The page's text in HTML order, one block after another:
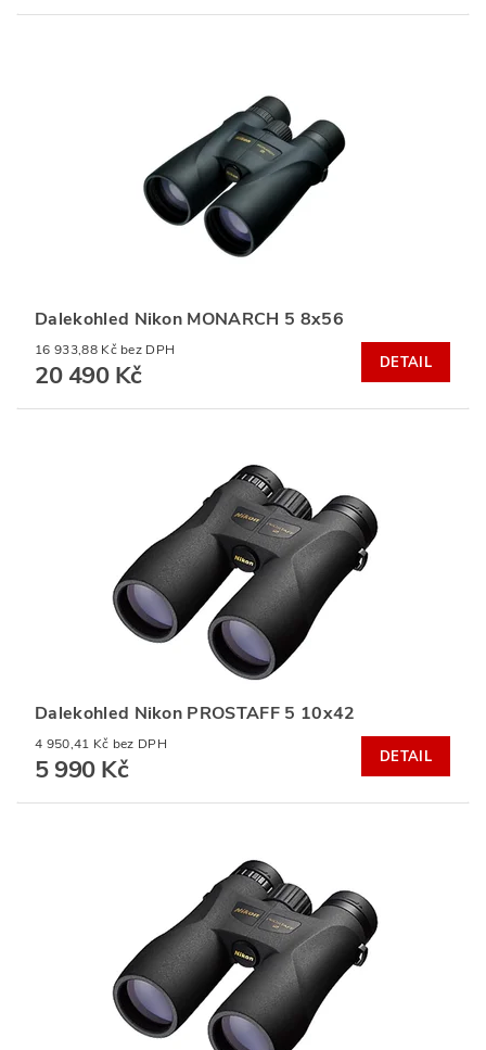
Dalekohled Nikon MONARCH 5 8x56
16 933,88 Kč bez DPH
20 490 Kč DETAIL
Dalekohled Nikon PROSTAFF 5 10x42
4 950,41 Kč bez DPH
5 990 Kč DETAIL